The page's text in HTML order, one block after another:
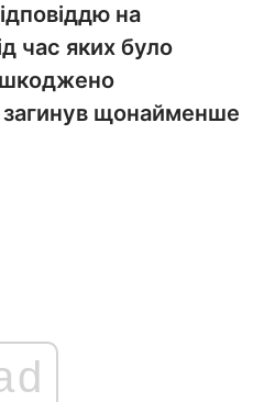
на
час яких було
загинув щонайменше